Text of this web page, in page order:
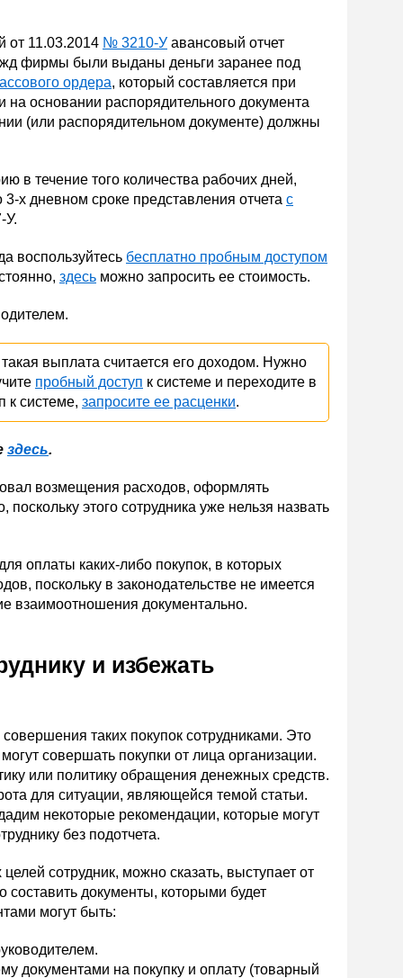
от 11.03.2014 № 3210-У авансовый отчет
фирмы были выданы деньги заранее под
ордера, который составляется при
на основании распорядительного документа
(или распорядительном документе) должны
в течение того количества рабочих дней,
х дневном сроке представления отчета с
У.
воспользуйтесь бесплатно пробным доступом
здесь можно запросить ее стоимость.
выплата считается его доходом. Нужно
пробный доступ к системе и переходите в
к системе, запросите ее расценки.
здесь.
возмещения расходов, оформлять
этого сотрудника уже нельзя назвать
оплаты каких-либо покупок, в которых
поскольку в законодательстве не имеется
взаимоотношения документально.
и избежать
таких покупок сотрудниками. Это
совершать покупки от лица организации.
или политику обращения денежных средств.
для ситуации, являющейся темой статьи.
некоторые рекомендации, которые могут
без подотчета.
сотрудник, можно сказать, выступает от
составить документы, которыми будет
могут быть:
документами на покупку и оплату (товарный